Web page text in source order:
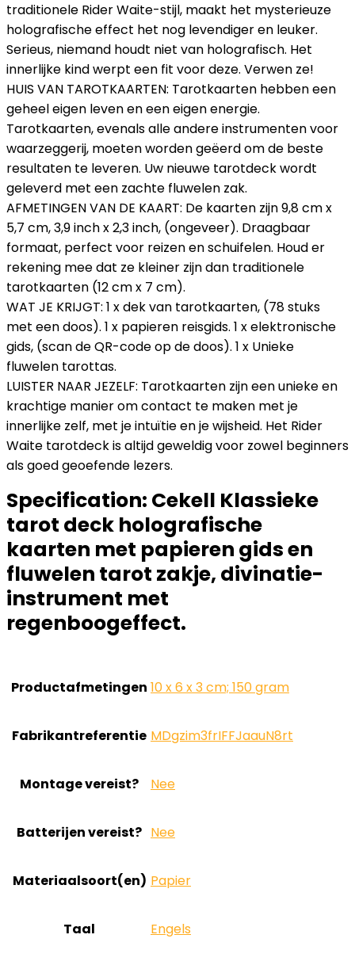
traditionele Rider Waite-stijl, maakt het mysterieuze
holografische effect het nog levendiger en leuker.
Serieus, niemand houdt niet van holografisch. Het
innerlijke kind werpt een fit voor deze. Verwen ze!
HUIS VAN TAROTKAARTEN: Tarotkaarten hebben een
geheel eigen leven en een eigen energie.
Tarotkaarten, evenals alle andere instrumenten voor
waarzeggerij, moeten worden geëerd om de beste
resultaten te leveren. Uw nieuwe tarotdeck wordt
geleverd met een zachte fluwelen zak.
AFMETINGEN VAN DE KAART: De kaarten zijn 9,8 cm x
5,7 cm, 3,9 inch x 2,3 inch, (ongeveer). Draagbaar
formaat, perfect voor reizen en schuifelen. Houd er
rekening mee dat ze kleiner zijn dan traditionele
tarotkaarten (12 cm x 7 cm).
WAT JE KRIJGT: 1 x dek van tarotkaarten, (78 stuks
met een doos). 1 x papieren reisgids. 1 x elektronische
gids, (scan de QR-code op de doos). 1 x Unieke
fluwelen tarottas.
LUISTER NAAR JEZELF: Tarotkaarten zijn een unieke en
krachtige manier om contact te maken met je
innerlijke zelf, met je intuïtie en je wijsheid. Het Rider
Waite tarotdeck is altijd geweldig voor zowel beginners
als goed geoefende lezers.
Specification: Cekell Klassieke
tarot deck holografische
kaarten met papieren gids en
fluwelen tarot zakje, divinatie-
instrument met
regenboogeffect.
Productafmetingen ‎10 x 6 x 3 cm; 150 gram
Fabrikantreferentie ‎MDgzim3frIFFJaauN8rt
Montage vereist? ‎Nee
Batterijen vereist? ‎Nee
Materiaalsoort(en) ‎Papier
Taal ‎Engels